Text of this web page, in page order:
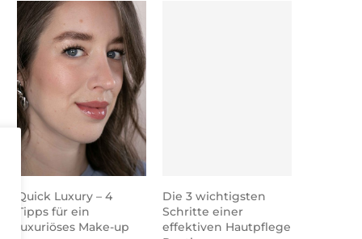
Quick Luxury – 4
Tipps für ein
luxuriöses Make-up
Die 3 wichtigsten
Schritte einer
effektiven Hautpflege